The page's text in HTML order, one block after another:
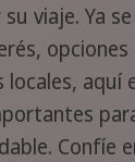
viaje. Ya
locales,
Confíe